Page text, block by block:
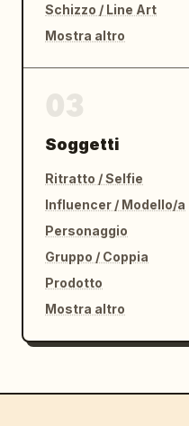
Schizzo / Line Art
Mostra altro
Soggetti
Ritratto / Selfie
Influencer / Modello/a
Personaggio
Gruppo / Coppia
Prodotto
Mostra altro